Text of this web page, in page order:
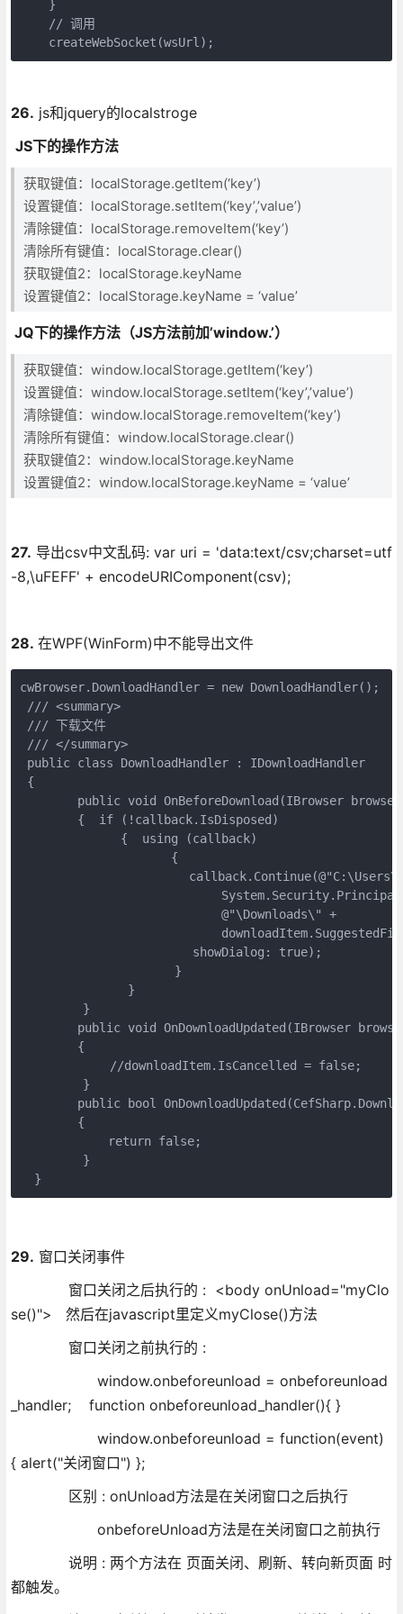
    }
    // 调用
    createWebSocket(wsUrl);
26. js和jquery的localstroge
JS下的操作方法
获取键值：localStorage.getItem(‘key’)
设置键值：localStorage.setItem(‘key’,’value’)
清除键值：localStorage.removeItem(‘key’)
清除所有键值：localStorage.clear()
获取键值2：localStorage.keyName
设置键值2：localStorage.keyName = ‘value’
JQ下的操作方法（JS方法前加’window.’）
获取键值：window.localStorage.getItem(‘key’)
设置键值：window.localStorage.setItem(‘key’,’value’)
清除键值：window.localStorage.removeItem(‘key’)
清除所有键值：window.localStorage.clear()
获取键值2：window.localStorage.keyName
设置键值2：window.localStorage.keyName = ‘value’
27. 导出csv中文乱码: var uri = 'data:text/csv;charset=utf
-8,\uFEFF' + encodeURIComponent(csv);
28. 在WPF(WinForm)中不能导出文件
cwBrowser.DownloadHandler = new DownloadHandler();
/// <summary>
/// 下载文件
/// </summary>
public class DownloadHandler : IDownloadHandler
{
public void OnBeforeDownload(IBrowser
        {  if (!callback.IsDisposed)
{  using (callback)
{
　　
                            @"\Downloads\" +
                        showDialog: true);
                　　  }
}
}
public void OnDownloadUpdated(IBrowser
        {
//downloadItem.IsCancelled = false;
}
public bool
        {
return false;
}
  }
29. 窗口关闭事件
窗口关闭之后执行的 : <body onUnload="myClo
se()"> 然后在javascript里定义myClose()方法
窗口关闭之前执行的 :
window.onbeforeunload = onbeforeunload
_handler; function onbeforeunload_handler(){ }
window.onbeforeunload = function(event)
{ alert("关闭窗口") };
区别 : onUnload方法是在关闭窗口之后执行
onbeforeUnload方法是在关闭窗口之前执行
说明 : 两个方法在 页面关闭、刷新、转向新页面 时
都触发。